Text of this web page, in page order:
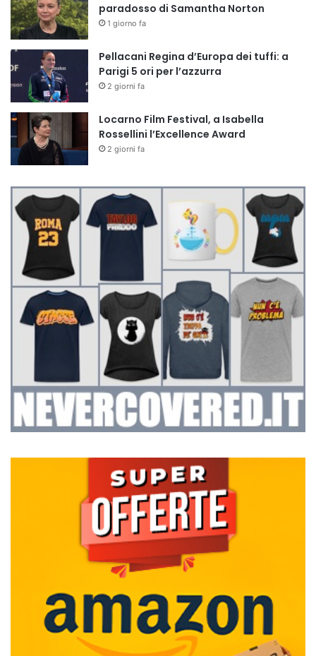
paradosso di Samantha Norton
1 giorno fa
Pellacani Regina d’Europa dei tuffi: a
Parigi 5 ori per l’azzurra
2 giorni fa
Locarno Film Festival, a Isabella
Rossellini l’Excellence Award
2 giorni fa